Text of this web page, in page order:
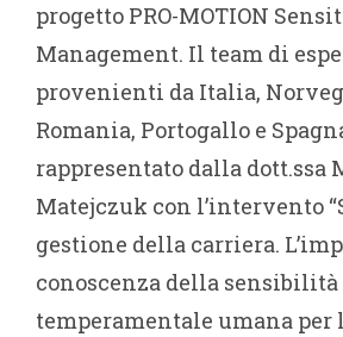
progetto PRO-MOTION
Management. Il team di
provenienti da Italia,
Romania, Portogallo e
rappresentato dalla dott.ssa
Matejczuk con l’intervento
gestione della carriera.
conoscenza della sensibilità
temperamentale umana per